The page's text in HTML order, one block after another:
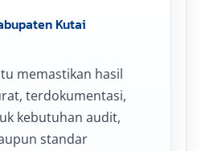
Kutai
memastikan hasil
terdokumentasi,
kebutuhan audit,
standar